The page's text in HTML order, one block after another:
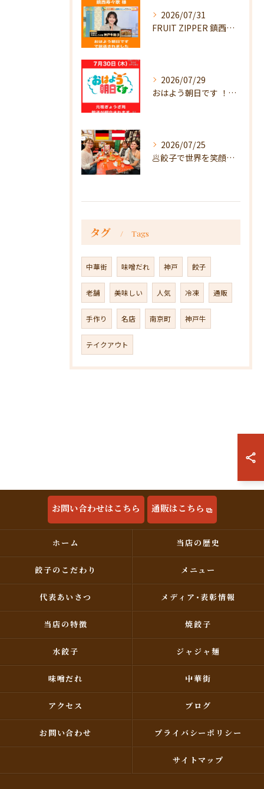
2026/07/31
FRUIT ZIPPER 鎮西寿々歌様が！
2026/07/29
おはよう朝日です ！で放送
2026/07/25
🥟餃子で世界を笑顔に🥟
タグ Tags
中華街 味噌だれ 神戸 餃子
老舗 美味しい 人気 冷凍 通販
手作り 名店 南京町 神戸牛
テイクアウト
お問い合わせはこちら 通販はこちら
ホーム 当店の歴史
餃子のこだわり メニュー
代表あいさつ メディア･表彰情報
当店の特徴 焼餃子
水餃子 ジャジャ麺
味噌だれ 中華街
アクセス ブログ
お問い合わせ プライバシーポリシー
サイトマップ